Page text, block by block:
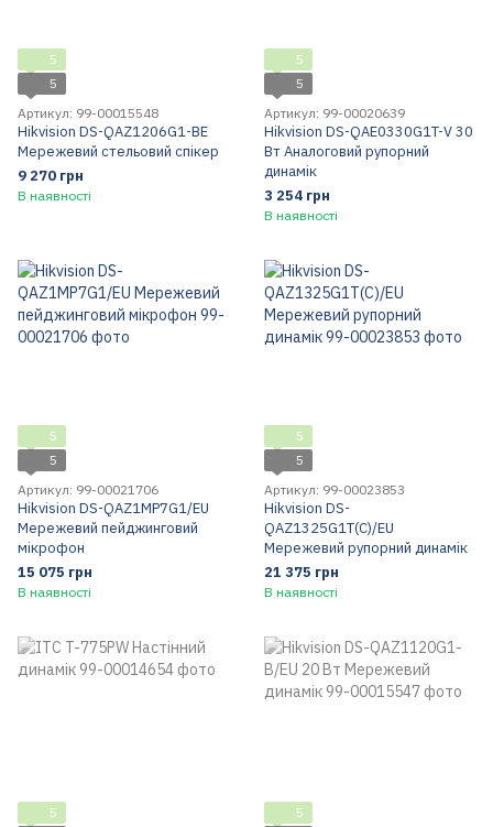
5
5
Артикул: 99-00015548
Hikvision DS-QAZ1206G1-BE
Мережевий стельовий спікер
9 270 грн
В наявності
5
5
Артикул: 99-00020639
Hikvision DS-QAE0330G1T-V 30
Вт Аналоговий рупорний
динамік
3 254 грн
В наявності
5
5
Артикул: 99-00021706
Hikvision DS-QAZ1MP7G1/EU
Мережевий пейджинговий
мікрофон
15 075 грн
В наявності
5
5
Артикул: 99-00023853
Hikvision DS-
QAZ1325G1T(C)/EU
Мережевий рупорний динамік
21 375 грн
В наявності
5
5